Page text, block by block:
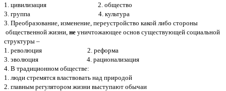
1. цивилизация 2. общество
3. группа 4. культура
3. Преобразование, изменение, переустройство какой либо стороны
общественной жизни, не уничтожающее основ существующей социальной
структуры –
1. революция 2. реформа
3. эволюция 4. рационализация
4. В традиционном обществе:
1. люди стремятся властвовать над природой
2. главным регулятором жизни выступают обычаи